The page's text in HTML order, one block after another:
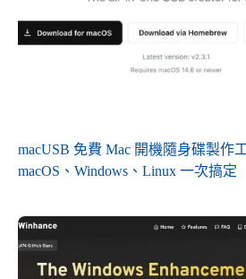
macUSB 免費 Mac 開機隨身碟製作
macOS、Windows、Linux 一次搞定